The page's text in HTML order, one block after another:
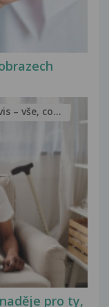
pro ty,
– vše, co...